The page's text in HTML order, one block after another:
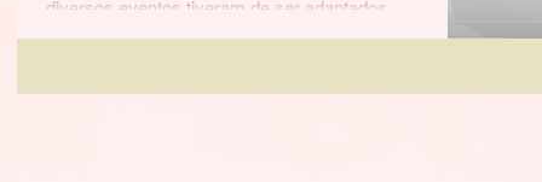
diversos eventos tiveram de ser adaptados
para a sua realização. Então, por meio da...